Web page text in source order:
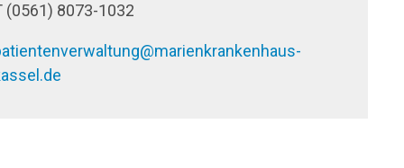
(0561) 8073-1032